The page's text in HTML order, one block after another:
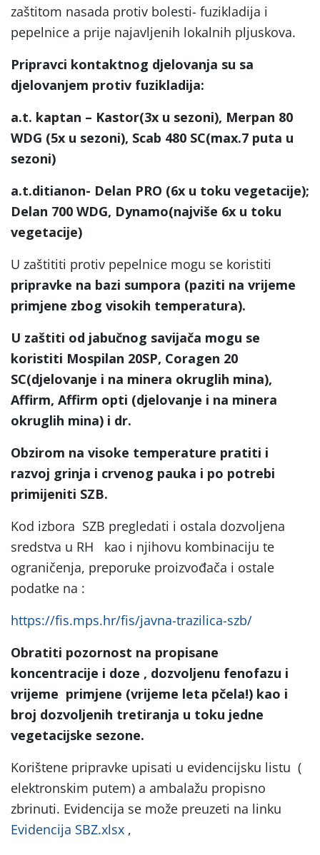
zaštitom nasada protiv bolesti- fuzikladija i
pepelnice a prije najavljenih lokalnih pljuskova.
Pripravci kontaktnog djelovanja su sa
djelovanjem protiv fuzikladija:
a.t. kaptan – Kastor(3x u sezoni), Merpan 80
WDG (5x u sezoni), Scab 480 SC(max.7 puta u
sezoni)
a.t.ditianon- Delan PRO (6x u toku vegetacije);
Delan 700 WDG, Dynamo(najviše 6x u toku
vegetacije)
U zaštititi protiv pepelnice mogu se koristiti
pripravke na bazi sumpora (paziti na vrijeme
primjene zbog visokih temperatura).
U zaštiti od jabučnog savijača mogu se
koristiti Mospilan 20SP, Coragen 20
SC(djelovanje i na minera okruglih mina),
Affirm, Affirm opti (djelovanje i na minera
okruglih mina) i dr.
Obzirom na visoke temperature pratiti i
razvoj grinja i crvenog pauka i po potrebi
primijeniti SZB.
Kod izbora SZB pregledati i ostala dozvoljena
sredstva u RH kao i njihovu kombinaciju te
ograničenja, preporuke proizvođača i ostale
podatke na :
https://fis.mps.hr/fis/javna-trazilica-szb/
Obratiti pozornost na propisane
koncentracije i doze , dozvoljenu fenofazu i
vrijeme primjene (vrijeme leta pčela!) kao i
broj dozvoljenih tretiranja u toku jedne
vegetacijske sezone.
Korištene pripravke upisati u evidencijsku listu (
elektronskim putem) a ambalažu propisno
zbrinuti. Evidencija se može preuzeti na linku
Evidencija SBZ.xlsx ,